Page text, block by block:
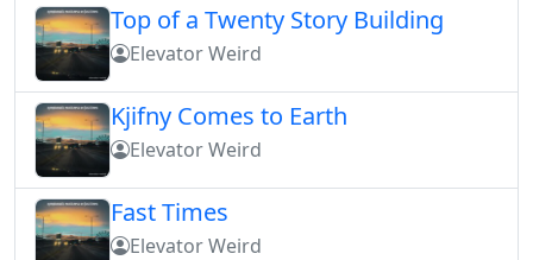
Top of a Twenty Story Building
Elevator Weird
Kjifny Comes to Earth
Elevator Weird
Fast Times
Elevator Weird